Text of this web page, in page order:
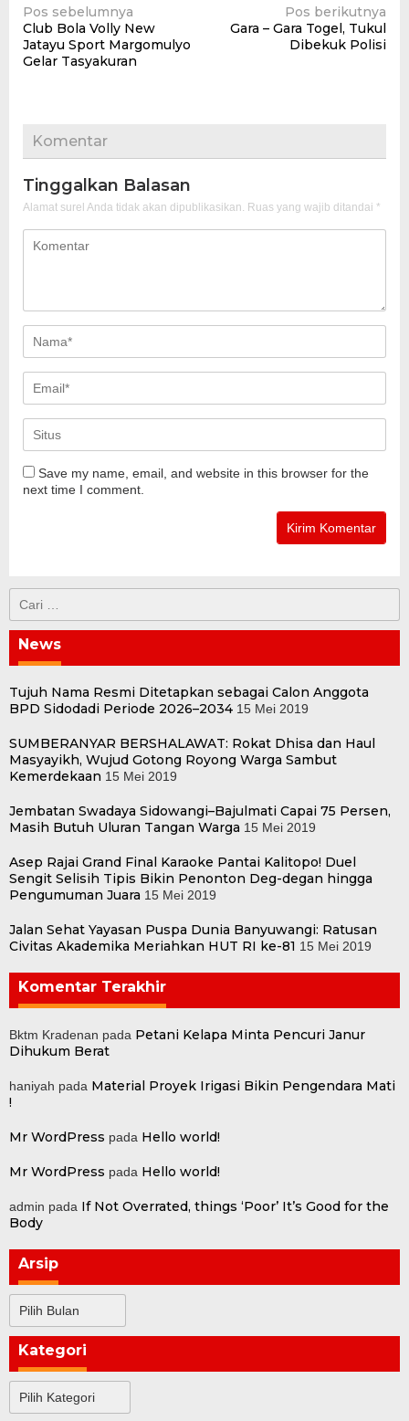
Navigasi
pos
Pos sebelumnya
Club Bola Volly New
Jatayu Sport Margomulyo
Gelar Tasyakuran
Pos berikutnya
Gara – Gara Togel, Tukul
Dibekuk Polisi
Komentar
Tinggalkan Balasan
Alamat surel Anda tidak akan dipublikasikan. Ruas yang wajib ditandai *
Save my name, email, and website in this browser for the
next time I comment.
untuk:
News
Tujuh Nama Resmi Ditetapkan sebagai Calon Anggota
BPD Sidodadi Periode 2026–2034 15 Mei 2019
SUMBERANYAR BERSHALAWAT: Rokat Dhisa dan Haul
Masyayikh, Wujud Gotong Royong Warga Sambut
Kemerdekaan 15 Mei 2019
Jembatan Swadaya Sidowangi–Bajulmati Capai 75 Persen,
Masih Butuh Uluran Tangan Warga 15 Mei 2019
Asep Rajai Grand Final Karaoke Pantai Kalitopo! Duel
Sengit Selisih Tipis Bikin Penonton Deg-degan hingga
Pengumuman Juara 15 Mei 2019
Jalan Sehat Yayasan Puspa Dunia Banyuwangi: Ratusan
Civitas Akademika Meriahkan HUT RI ke-81 15 Mei 2019
Komentar Terakhir
Bktm Kradenan pada Petani Kelapa Minta Pencuri Janur
Dihukum Berat
haniyah pada Material Proyek Irigasi Bikin Pengendara Mati
!
Mr WordPress pada Hello world!
Mr WordPress pada Hello world!
admin pada If Not Overrated, things ‘Poor’ It’s Good for the
Body
Arsip
Kategori